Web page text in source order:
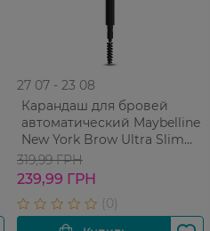
27 07 - 23 08
Карандаш для бровей
автоматический Maybelline
New York Brow Ultra Slim
Black Brown 1 шт
319,99 ГРН
239,99 ГРН